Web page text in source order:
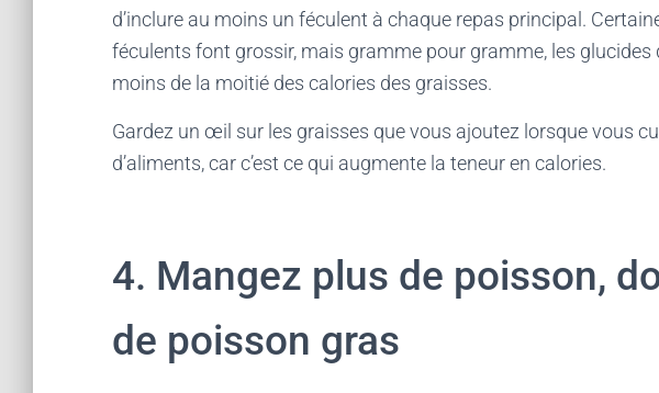
d’inclure au moins un féculent à chaque repas principal.
féculents font grossir, mais gramme pour gramme, les glucides
moins de la moitié des calories des graisses.
Gardez un œil sur les graisses que vous ajoutez lorsque vous
d’aliments, car c’est ce qui augmente la teneur en calories.
4. Mangez plus de poisson,
de poisson gras